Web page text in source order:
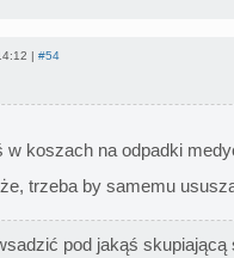
| #54
w koszach na odpadki
trzeba by samemu
pod jakąś skupiającą